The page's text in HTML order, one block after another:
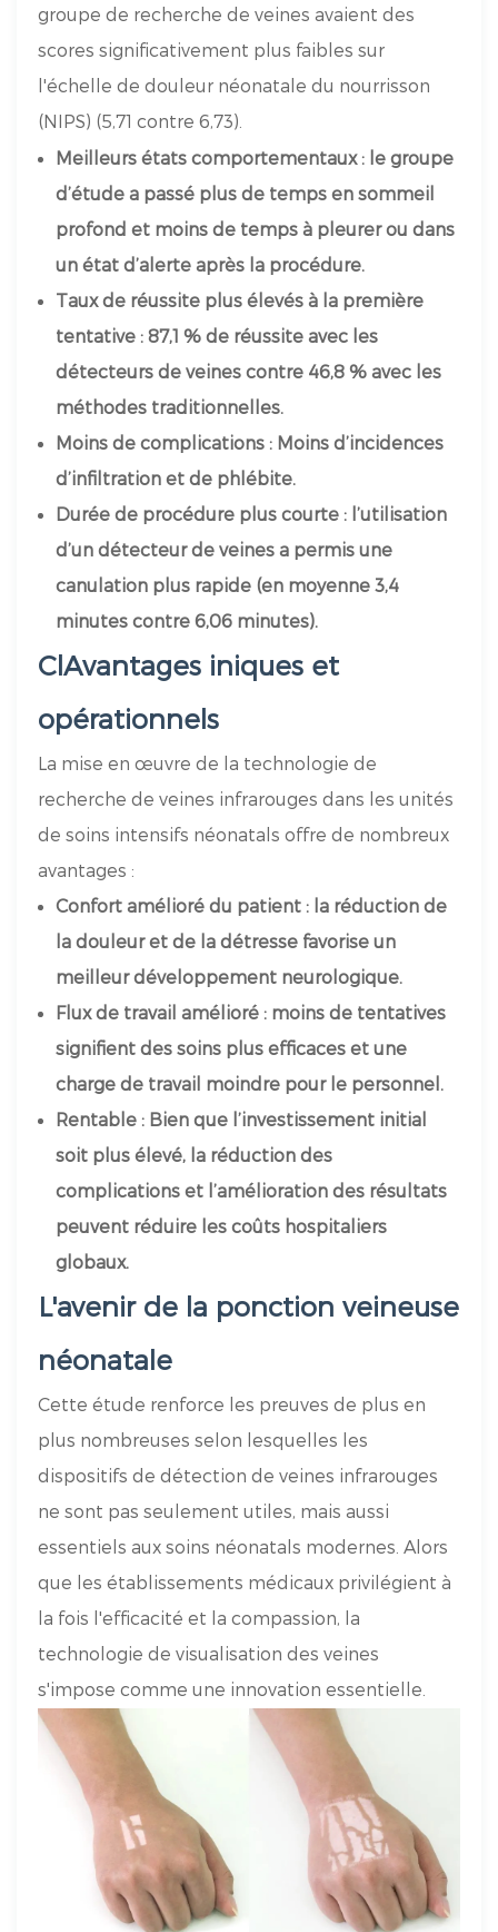
groupe de recherche de veines avaient des
scores significativement plus faibles sur
l'échelle de douleur néonatale du nourrisson
(NIPS) (5,71 contre 6,73).
Meilleurs états comportementaux : le groupe
d’étude a passé plus de temps en sommeil
profond et moins de temps à pleurer ou dans
un état d’alerte après la procédure.
Taux de réussite plus élevés à la première
tentative : 87,1 % de réussite avec les
détecteurs de veines contre 46,8 % avec les
méthodes traditionnelles.
Moins de complications : Moins d’incidences
d’infiltration et de phlébite.
Durée de procédure plus courte : l’utilisation
d’un détecteur de veines a permis une
canulation plus rapide (en moyenne 3,4
minutes contre 6,06 minutes).
ClAvantages iniques et
opérationnels
La mise en œuvre de la technologie de
recherche de veines infrarouges dans les unités
de soins intensifs néonatals offre de nombreux
avantages :
Confort amélioré du patient : la réduction de
la douleur et de la détresse favorise un
meilleur développement neurologique.
Flux de travail amélioré : moins de tentatives
signifient des soins plus efficaces et une
charge de travail moindre pour le personnel.
Rentable : Bien que l’investissement initial
soit plus élevé, la réduction des
complications et l’amélioration des résultats
peuvent réduire les coûts hospitaliers
globaux.
L'avenir de la ponction veineuse
néonatale
Cette étude renforce les preuves de plus en
plus nombreuses selon lesquelles les
dispositifs de détection de veines infrarouges
ne sont pas seulement utiles, mais aussi
essentiels aux soins néonatals modernes. Alors
que les établissements médicaux privilégient à
la fois l'efficacité et la compassion, la
technologie de visualisation des veines
s'impose comme une innovation essentielle.